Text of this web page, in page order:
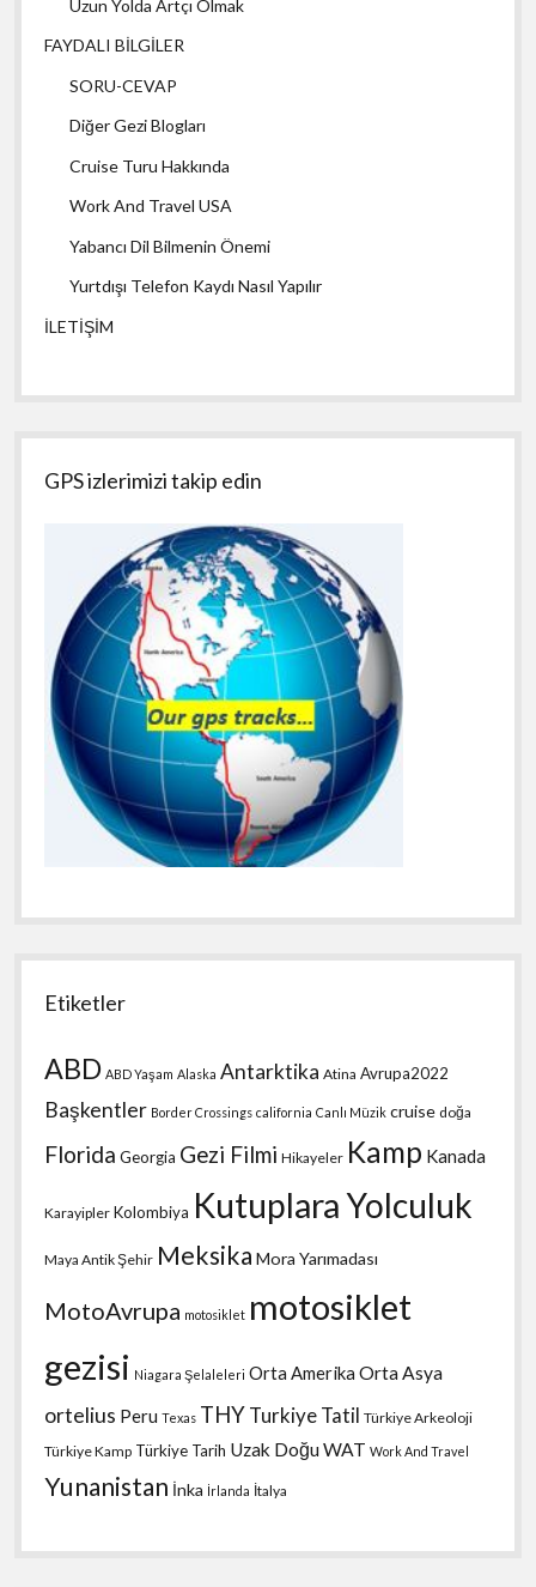
Uzun Yolda Artçı Olmak
FAYDALI BİLGİLER
SORU-CEVAP
Diğer Gezi Blogları
Cruise Turu Hakkında
Work And Travel USA
Yabancı Dil Bilmenin Önemi
Yurtdışı Telefon Kaydı Nasıl Yapılır
İLETİŞİM
GPS izlerimizi takip edin
Etiketler
ABD ABD Yaşam Alaska Antarktika Atina Avrupa2022
Başkentler Border Crossings california Canlı Müzik cruise doğa
Florida Georgia Gezi Filmi Hikayeler Kamp Kanada
Karayipler Kolombiya Kutuplara Yolculuk
Maya Antik Şehir Meksika Mora Yarımadası
MotoAvrupa motosiklet motosiklet
gezisi Niagara Şelaleleri Orta Amerika Orta Asya
ortelius Peru Texas THYTurkiye Tatil Türkiye Arkeoloji
Türkiye Kamp Türkiye Tarih Uzak DoğuWAT Work And Travel
Yunanistan İnka İrlanda İtalya